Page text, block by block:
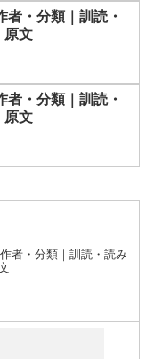
者・分類｜訓読・
原文
者・分類｜訓読・
原文
者・分類｜訓読・読み